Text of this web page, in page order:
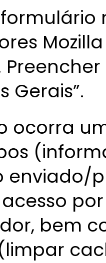
Gerais”.
ocorra
enviado/
bem